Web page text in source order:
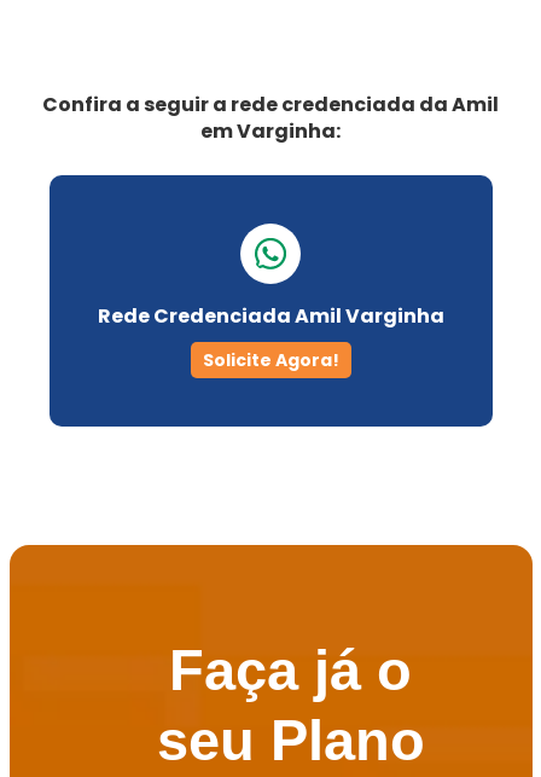
SulAmérica
Confira a seguir a rede credenciada da Amil
em Varginha:
Rede Credenciada Amil Varginha
Solicite Agora!
Faça já o
seu Plano